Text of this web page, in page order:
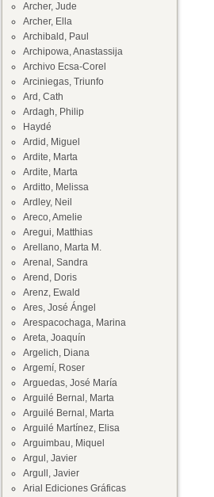
Archer, Jude
Archer, Ella
Archibald, Paul
Archipowa, Anastassija
Archivo Ecsa-Corel
Arciniegas, Triunfo
Ard, Cath
Ardagh, Philip
Haydé
Ardid, Miguel
Ardite, Marta
Ardite, Marta
Arditto, Melissa
Ardley, Neil
Areco, Amelie
Aregui, Matthias
Arellano, Marta M.
Arenal, Sandra
Arend, Doris
Arenz, Ewald
Ares, José Ángel
Arespacochaga, Marina
Areta, Joaquín
Argelich, Diana
Argemí, Roser
Arguedas, José María
Arguilé Bernal, Marta
Arguilé Bernal, Marta
Arguilé Martínez, Elisa
Arguimbau, Miquel
Argul, Javier
Argull, Javier
Arial Ediciones Gráficas